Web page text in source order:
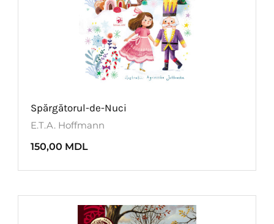
Spărgătorul-de-Nuci
E.T.A. Hoffmann
150,00 MDL